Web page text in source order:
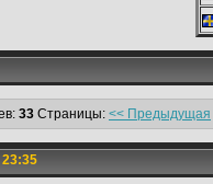
33 Страницы: << Предыдущая
23:35